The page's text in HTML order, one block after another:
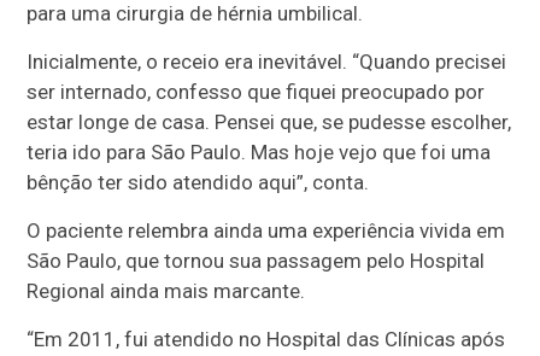
para uma cirurgia de hérnia umbilical.
Inicialmente, o receio era inevitável. “Quando precisei
ser internado, confesso que fiquei preocupado por
estar longe de casa. Pensei que, se pudesse escolher,
teria ido para São Paulo. Mas hoje vejo que foi uma
bênção ter sido atendido aqui”, conta.
O paciente relembra ainda uma experiência vivida em
São Paulo, que tornou sua passagem pelo Hospital
Regional ainda mais marcante.
“Em 2011, fui atendido no Hospital das Clínicas após